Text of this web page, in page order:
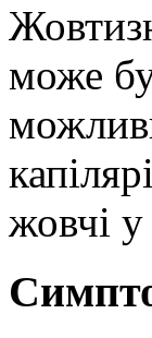
може
жовчі у